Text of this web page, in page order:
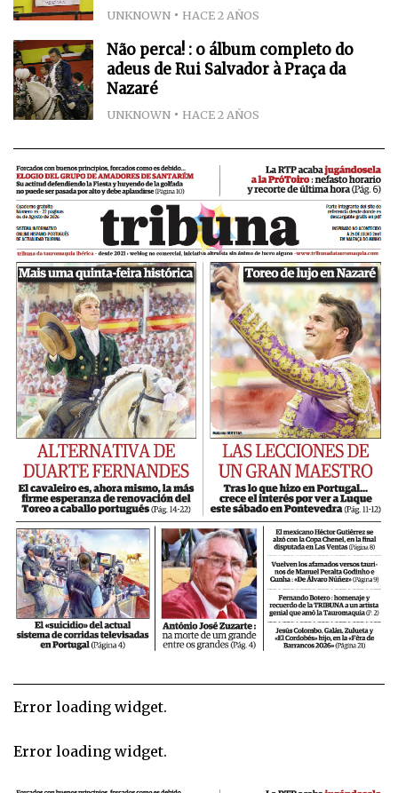
UNKNOWN HACE 2 AÑOS
Não perca! : o álbum completo do
adeus de Rui Salvador à Praça da
Nazaré
UNKNOWN HACE 2 AÑOS
Error loading widget.
Error loading widget.